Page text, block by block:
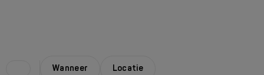
Wanneer Locatie